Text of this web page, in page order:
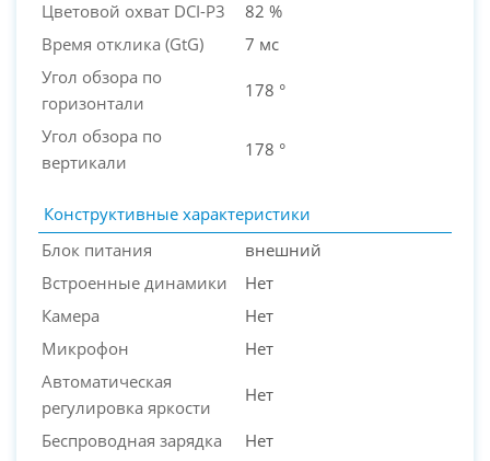
Цветовой охват DCI-P3
82 %
Время отклика (GtG)
7 мс
Угол обзора по
горизонтали
178 °
Угол обзора по
вертикали
178 °
Конструктивные характеристики
Блок питания
внешний
Встроенные динамики
Нет
Камера
Нет
Микрофон
Нет
Автоматическая
регулировка яркости
Нет
Беспроводная зарядка
Нет